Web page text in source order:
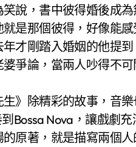
說，書中彼得婚後成
是那個彼得，好像能
才剛踏入婚姻的他提
爭論，當兩人吵得不
》除精彩的故事，音
Bossa Nova，讓戲劇充
原著，就是描寫兩個